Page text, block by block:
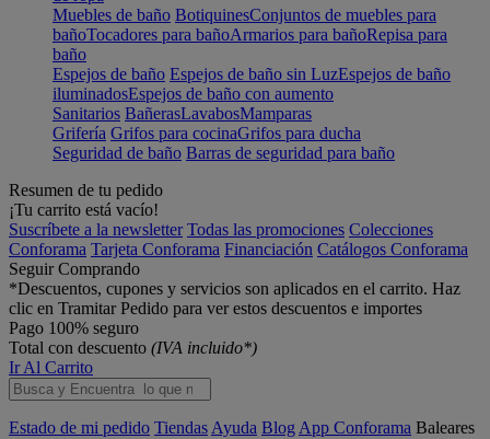
Muebles de baño BotiquinesConjuntos de muebles para
bañoTocadores para bañoArmarios para bañoRepisa para
baño
Espejos de baño Espejos de baño sin LuzEspejos de baño
iluminadosEspejos de baño con aumento
Sanitarios BañerasLavabosMamparas
Grifería Grifos para cocinaGrifos para ducha
Seguridad de baño Barras de seguridad para baño
Resumen de tu pedido
¡Tu carrito está vacío!
Suscríbete a la newsletter Todas las promociones Colecciones
Conforama Tarjeta Conforama Financiación Catálogos Conforama
Seguir Comprando
*Descuentos, cupones y servicios son aplicados en el carrito. Haz
clic en Tramitar Pedido para ver estos descuentos e importes
Pago 100% seguro
Total con descuento (IVA incluido*)
Ir Al Carrito
Estado de mi pedido Tiendas Ayuda Blog App Conforama Baleares